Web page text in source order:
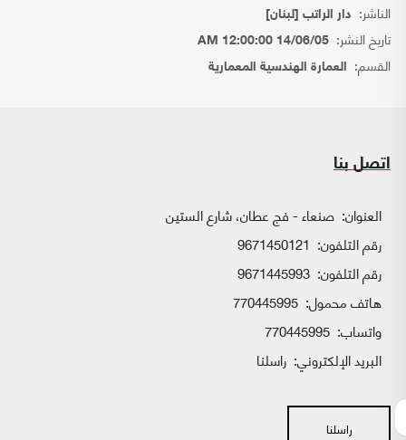
الناشر: دار الراتب [لبنان]
تاريخ النشر: 14/06/05 12:00:00 AM
القسم: العمارة الهندسية المعمارية
اتصل بنا
العنوان: صنعاء - فج عطان، شارع الستين
رقم التلفون: 9671450121
رقم التلفون: 9671445993
هاتف محمول: 770445995
واتساب:
البريد الإلكتروني: راسلنا
راسلنا